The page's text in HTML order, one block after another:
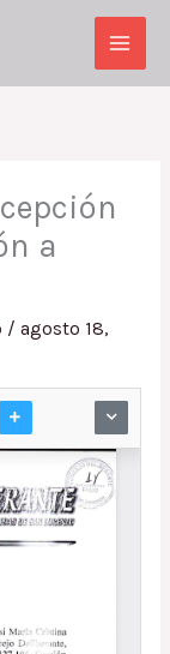
Main
a
/ agosto 18,